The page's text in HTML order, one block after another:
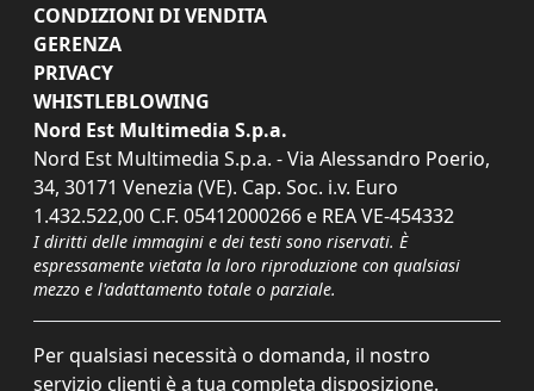
CONDIZIONI DI VENDITA
GERENZA
PRIVACY
WHISTLEBLOWING
Nord Est Multimedia S.p.a.
Nord Est Multimedia S.p.a. - Via Alessandro Poerio,
34, 30171 Venezia (VE). Cap. Soc. i.v. Euro
1.432.522,00 C.F. 05412000266 e REA VE-454332
I diritti delle immagini e dei testi sono riservati. È
espressamente vietata la loro riproduzione con qualsiasi
mezzo e l'adattamento totale o parziale.
Per qualsiasi necessità o domanda, il nostro
servizio clienti è a tua completa disposizione.